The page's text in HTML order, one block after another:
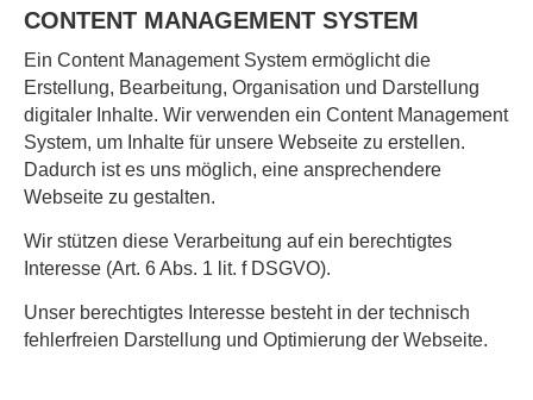
CONTENT MANAGEMENT SYSTEM
Ein Content Management System ermöglicht die
Erstellung, Bearbeitung, Organisation und Darstellung
digitaler Inhalte. Wir verwenden ein Content Management
System, um Inhalte für unsere Webseite zu erstellen.
Dadurch ist es uns möglich, eine ansprechendere
Webseite zu gestalten.
Wir stützen diese Verarbeitung auf ein berechtigtes
Interesse (Art. 6 Abs. 1 lit. f DSGVO).
Unser berechtigtes Interesse besteht in der technisch
fehlerfreien Darstellung und Optimierung der Webseite.